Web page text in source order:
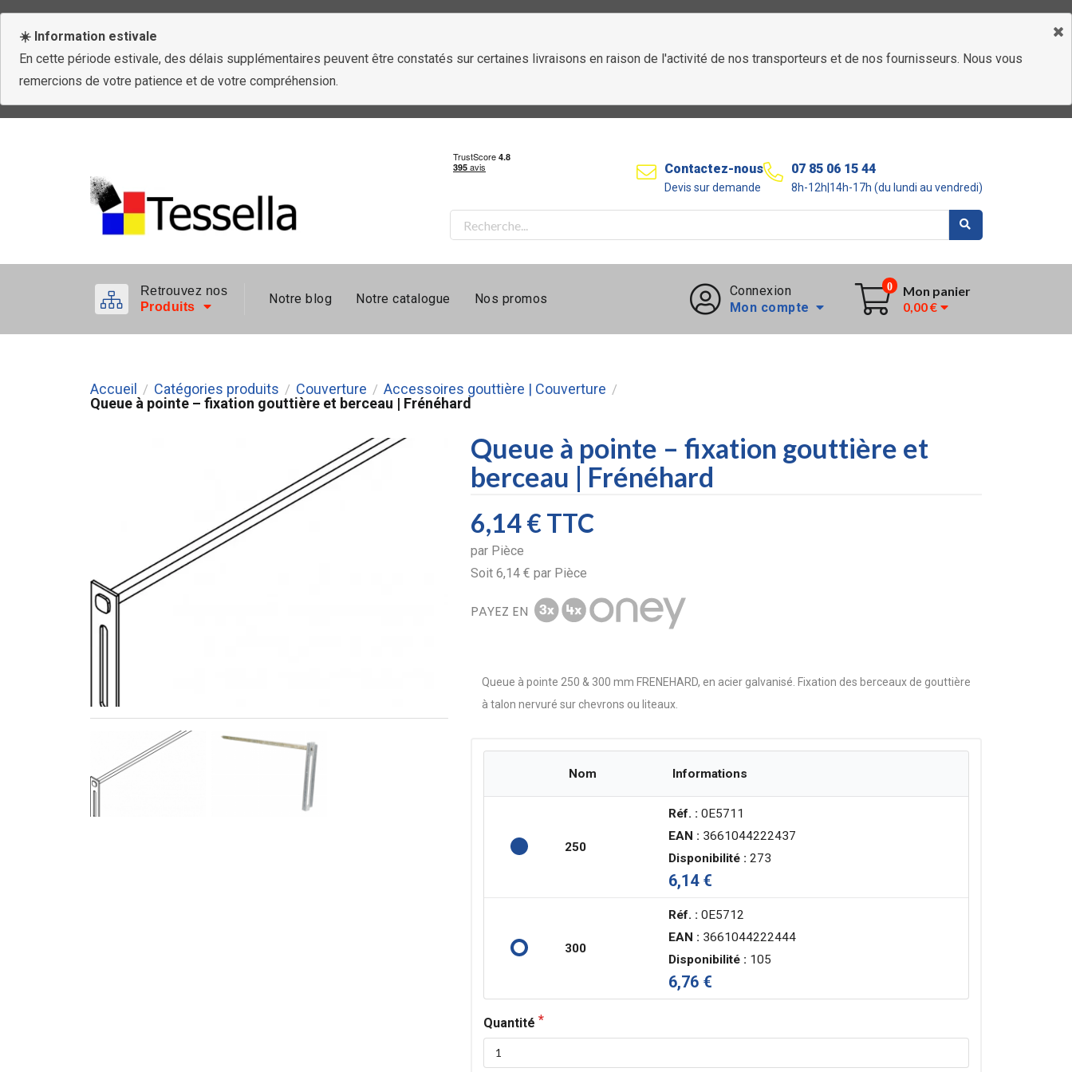
☀️ Information estivale
En cette période estivale, des délais supplémentaires peuvent être constatés sur certaines livraisons en raison de l'activité de nos transporteurs et de nos fournisseurs. Nous vous
remercions de votre patience et de votre compréhension.
Contactez-nous
Devis sur demande
07 85 06 15 44
8h-12h|14h-17h (du lundi au vendredi)
Retrouvez nos
Produits
Notre blog Notre catalogue Nos promos
Connexion
Mon compte
0
Mon panier
0,00 €
Accueil / Catégories produits / Couverture / Accessoires gouttière | Couverture /
Queue à pointe – fixation gouttière et berceau | Frénéhard
Queue à pointe – fixation gouttière et
berceau | Frénéhard
6,14 €TTC
par Pièce
Soit6,14 € par Pièce
PAYEZ EN
Queue à pointe 250 & 300 mm FRENEHARD, en acier galvanisé. Fixation des berceaux de gouttière
à talon nervuré sur chevrons ou liteaux.
Nom Informations
250
Réf. : 0E5711
EAN : 3661044222437
Disponibilité : 273
6,14 €
300
Réf. : 0E5712
EAN : 3661044222444
Disponibilité : 105
6,76 €
Quantité